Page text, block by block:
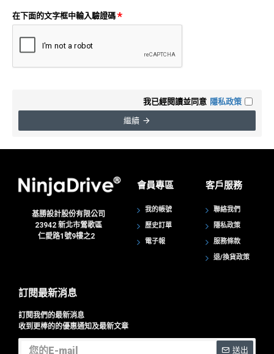
在下面的文字框中輸入驗證碼
我已經閱讀並同意 隱私政策
繼續
基勝設計股份有限公司
23942 新北市鶯歌區
仁愛路1號9樓之2
會員專區
我的帳號
歷史訂單
電子報
客戶服務
聯絡我們
隱私政策
服務條款
退/換貨政策
訂閱最新消息
訂閱我們的最新消息
收到更棒的的優惠通知及最新文章
送出